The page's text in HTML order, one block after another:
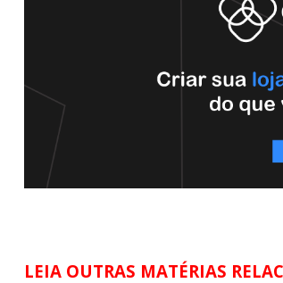
LEIA OUTRAS MATÉRIAS